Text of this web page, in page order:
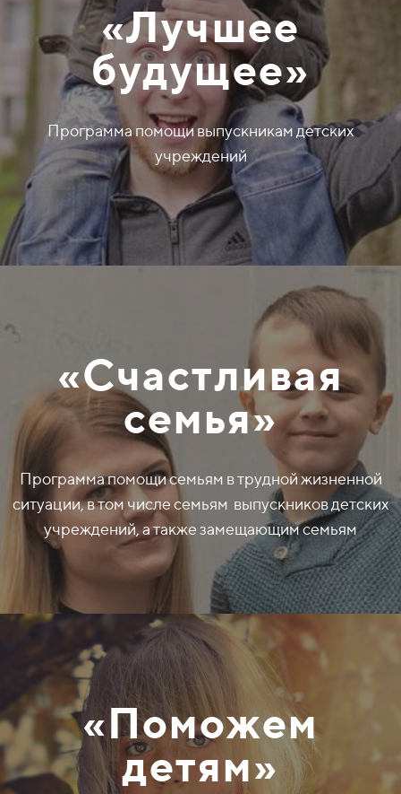
«Лучшее
будущее»
Программа помощи выпускникам детских
учреждений
«Счастливая
семья»
Программа помощи семьям в трудной жизненной
ситуации, в том числе семьям выпускников детских
учреждений, а также замещающим семьям
«Поможем
детям»